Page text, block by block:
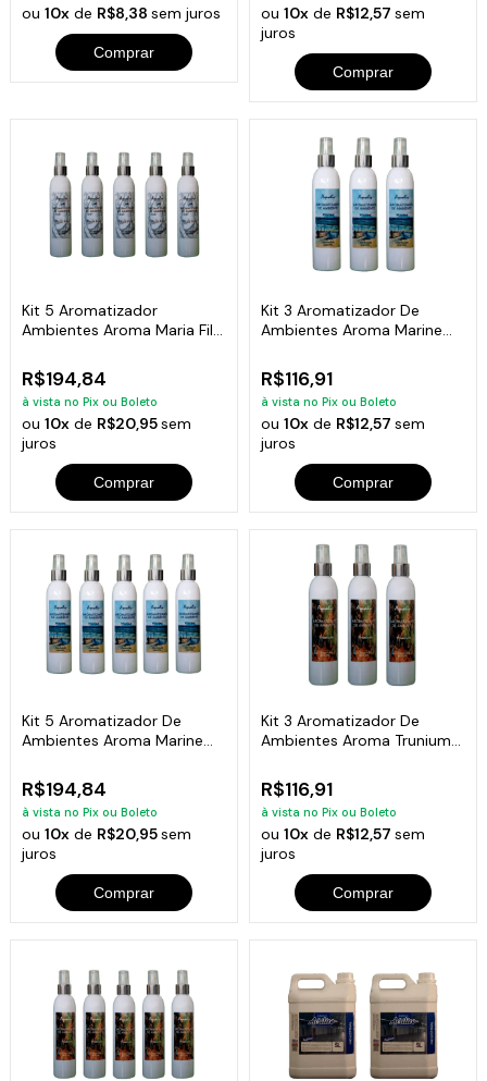
ou10x de R$8,38sem juros
Comprar
ou 10xde R$12,57 sem
juros
Comprar
Kit 5 Aromatizador
Ambientes Aroma Maria Filo
R$194,84
à vista no Pix ou Boleto
ou10x de R$20,95sem
juros
Comprar
Kit 3 Aromatizador De
Ambientes Aroma Marine
R$116,91
à vista no Pix ou Boleto
ou 10xde R$12,57 sem
juros
Comprar
Kit 5 Aromatizador De
Ambientes Aroma Marine
R$194,84
à vista no Pix ou Boleto
ou10x de R$20,95sem
juros
Comprar
Kit 3 Aromatizador De
Ambientes Aroma Trunium
R$116,91
à vista no Pix ou Boleto
ou 10xde R$12,57 sem
juros
Comprar